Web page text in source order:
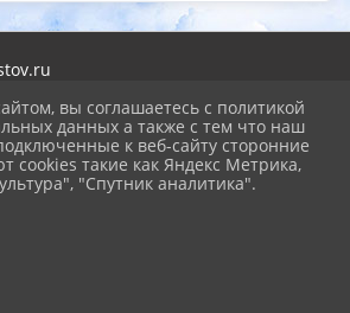
персональных данных
вы соглашаетесь с политикой
данных а также с тем что наш
к веб-сайту сторонние
cookies такие как Яндекс Метрика,
"Спутник аналитика".